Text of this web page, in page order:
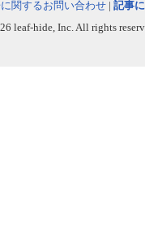
関するお問い合わせ | 記事
leaf-hide, Inc. All rights